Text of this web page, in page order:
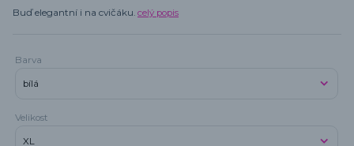
Buď elegantní i na cvičáku. celý popis
Barva
Velikost